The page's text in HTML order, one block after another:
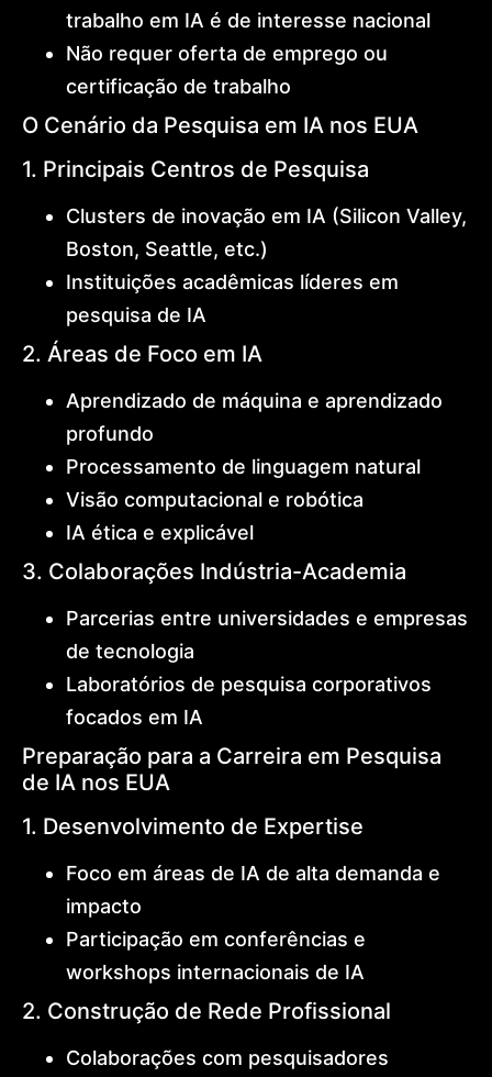
trabalho em IA é de interesse nacional
Não requer oferta de emprego ou
certificação de trabalho
O Cenário da Pesquisa em IA nos EUA
1. Principais Centros de Pesquisa
Clusters de inovação em IA (Silicon Valley,
Boston, Seattle, etc.)
Instituições acadêmicas líderes em
pesquisa de IA
2. Áreas de Foco em IA
Aprendizado de máquina e aprendizado
profundo
Processamento de linguagem natural
Visão computacional e robótica
IA ética e explicável
3. Colaborações Indústria-Academia
Parcerias entre universidades e empresas
de tecnologia
Laboratórios de pesquisa corporativos
focados em IA
Preparação para a Carreira em Pesquisa
de IA nos EUA
1. Desenvolvimento de Expertise
Foco em áreas de IA de alta demanda e
impacto
Participação em conferências e
workshops internacionais de IA
2. Construção de Rede Profissional
Colaborações com pesquisadores